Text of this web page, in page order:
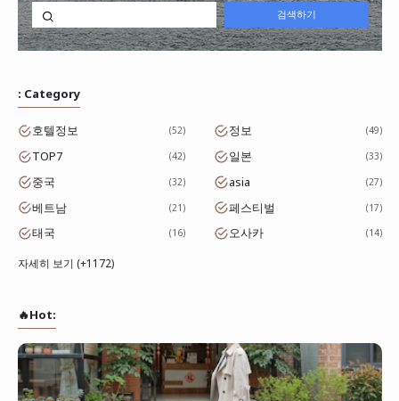
: Category
호텔정보 52 정보 49
TOP7 42 일본 33
중국 32 asia 27
베트남 21 페스티벌 17
태국 16 오사카 14
자세히 보기 (+1172)
🔥Hot: